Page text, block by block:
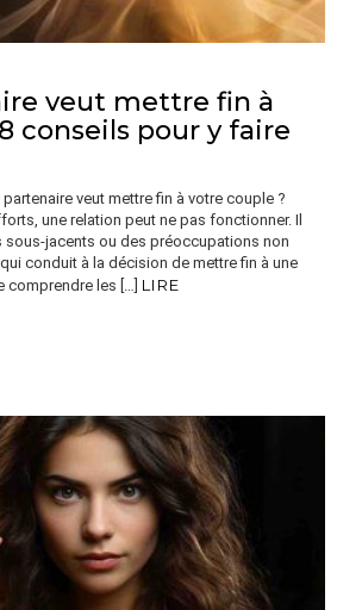
veut mettre fin à
conseils pour y faire
veut mettre fin à votre couple ?
une relation peut ne pas fonctionner. Il
sous-jacents ou des préoccupations non
conduit à la décision de mettre fin à une
comprendre les […] LIRE